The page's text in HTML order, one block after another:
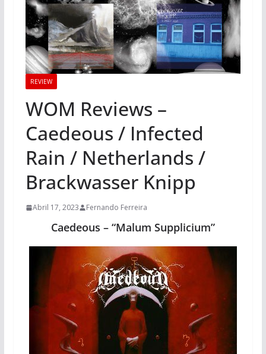
REVIEW
WOM Reviews –
Caedeous / Infected
Rain / Netherlands /
Brackwasser Knipp
Abril 17, 2023 Fernando Ferreira
Caedeous – “Malum Supplicium”